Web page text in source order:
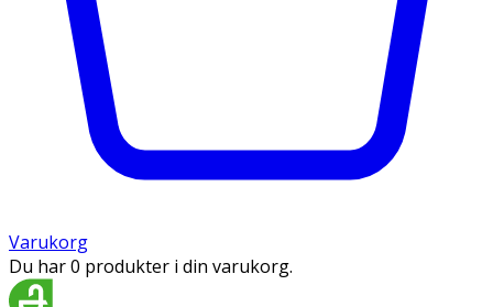
Varukorg
Du har 0 produkter i din varukorg.